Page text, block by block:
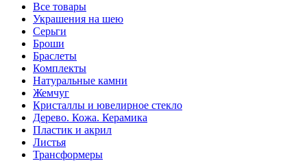
Все товары
Украшения на шею
Серьги
Броши
Браслеты
Комплекты
Натуральные камни
Жемчуг
Кристаллы и ювелирное стекло
Дерево. Кожа. Керамика
Пластик и акрил
Листья
Трансформеры